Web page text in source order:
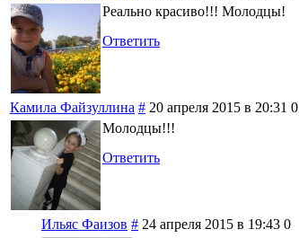
Реально красиво!!! Молодцы!
Ответить
Камила Файзуллина # 20 апреля 2015 в 20:31 0
Молодцы!!!
Ответить
Ильяс Фаизов # 24 апреля 2015 в 19:43 0